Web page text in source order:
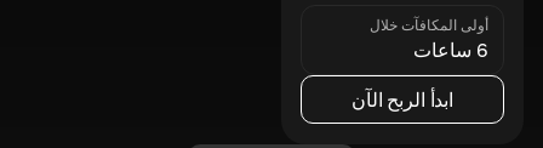
أولى المكافآت خلال
6 ساعات
ابدأ الربح الآن